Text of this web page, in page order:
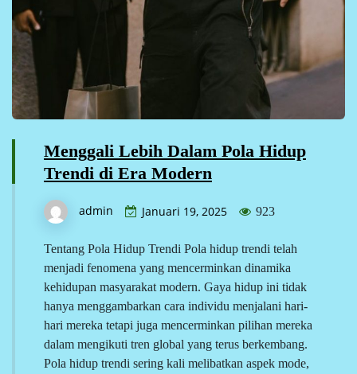
Menggali Lebih Dalam Pola Hidup
Trendi di Era Modern
admin Januari 19, 2025 923
Tentang Pola Hidup Trendi Pola hidup trendi telah
menjadi fenomena yang mencerminkan dinamika
kehidupan masyarakat modern. Gaya hidup ini tidak
hanya menggambarkan cara individu menjalani hari-
hari mereka tetapi juga mencerminkan pilihan mereka
dalam mengikuti tren global yang terus berkembang.
Pola hidup trendi sering kali melibatkan aspek mode,